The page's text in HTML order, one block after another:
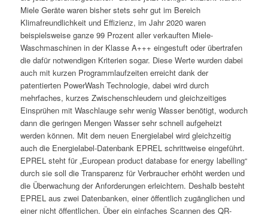
Miele Geräte waren bisher stets sehr gut im Bereich
Klimafreundlichkeit und Effizienz, im Jahr 2020 waren
beispielsweise ganze 99 Prozent aller verkauften Miele-
Waschmaschinen in der Klasse A+++ eingestuft oder übertrafen
die dafür notwendigen Kriterien sogar. Diese Werte wurden dabei
auch mit kurzen Programmlaufzeiten erreicht dank der
patentierten PowerWash Technologie, dabei wird durch
mehrfaches, kurzes Zwischenschleudern und gleichzeitiges
Einsprühen mit Waschlauge sehr wenig Wasser benötigt, wodurch
dann die geringen Mengen Wasser sehr schnell aufgeheizt
werden können. Mit dem neuen Energielabel wird gleichzeitig
auch die Energielabel-Datenbank EPREL schrittweise eingeführt.
EPREL steht für „European product database for energy labelling“
durch sie soll die Transparenz für Verbraucher erhöht werden und
die Überwachung der Anforderungen erleichtern. Deshalb besteht
EPREL aus zwei Datenbanken, einer öffentlich zugänglichen und
einer nicht öffentlichen. Über ein einfaches Scannen des QR-